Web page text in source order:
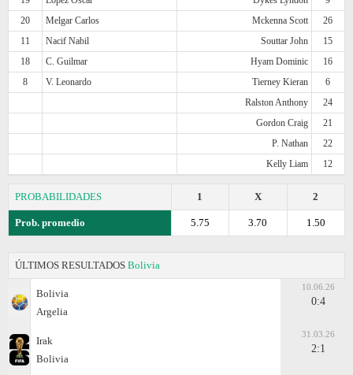
20
Melgar Carlos Mckenna Scott
26
11
Nacif Nabil Souttar John
15
18
C. Guilmar Hyam Dominic
16
8
V. Leonardo Tierney Kieran
6
Ralston Anthony
24
Gordon Craig
21
P. Nathan
22
Kelly Liam
12
PROBABILIDADES 2
X
1
Prob. promedio 1.50
3.70
5.75
ÚLTIMOS RESULTADOS Bolivia
Bolivia
Argelia
10.06.26
0:4
Irak
Bolivia
31.03.26
2:1